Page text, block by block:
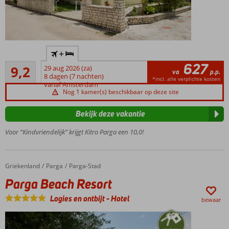
Kleinschalig,
gemoedelijk
complex
Strand
zo'n
500
meter
Ruime
met
kitchenette
gebruik
van
tegenover
gelegen
9,2
Uitstekend
13
beoordelingen
+
29 aug 2026 (za)
8 dagen (7 nachten)
vanaf Amsterdam
va 627 p.p.
*incl. alle verplichte kosten
Nog 1 kamer(s) beschikbaar op deze site
Voor “Kindvriendelijk” krijgt Kitro Parga een 10,0!
Bekijk deze vakantie
Home
Griekenland Parga Parga-Stad
Parga Beach Resort
Parga Beach Resort
Logies en ontbijt-Hotel bewaar